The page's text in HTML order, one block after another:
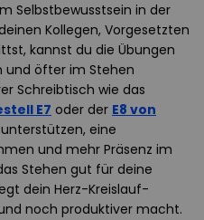
Selbstbewusstsein in der
Kollegen, Vorgesetzten
kannst du die Übungen
und öfter im Stehen
Schreibtisch wie das
E7 oder der E8 von
eine
und mehr Präsenz im
Stehen gut für deine
dein Herz-Kreislauf-
noch produktiver macht.